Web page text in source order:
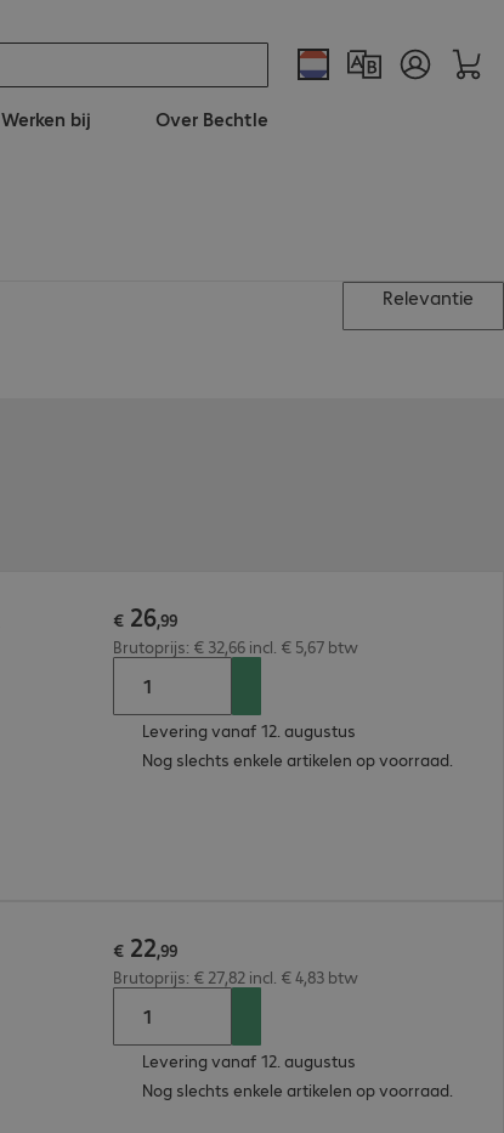
Werken bij Over Bechtle
Relevantie
€ 26,99
Brutoprijs: € 32,66 incl. € 5,67 btw
Levering vanaf 12. augustus
Nog slechts enkele artikelen op voorraad.
€ 22,99
Brutoprijs: € 27,82 incl. € 4,83 btw
Levering vanaf 12. augustus
Nog slechts enkele artikelen op voorraad.